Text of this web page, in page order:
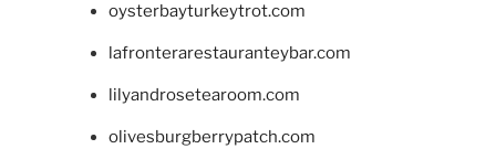
oysterbayturkeytrot.com
lafronterarestauranteybar.com
lilyandrosetearoom.com
olivesburgberrypatch.com